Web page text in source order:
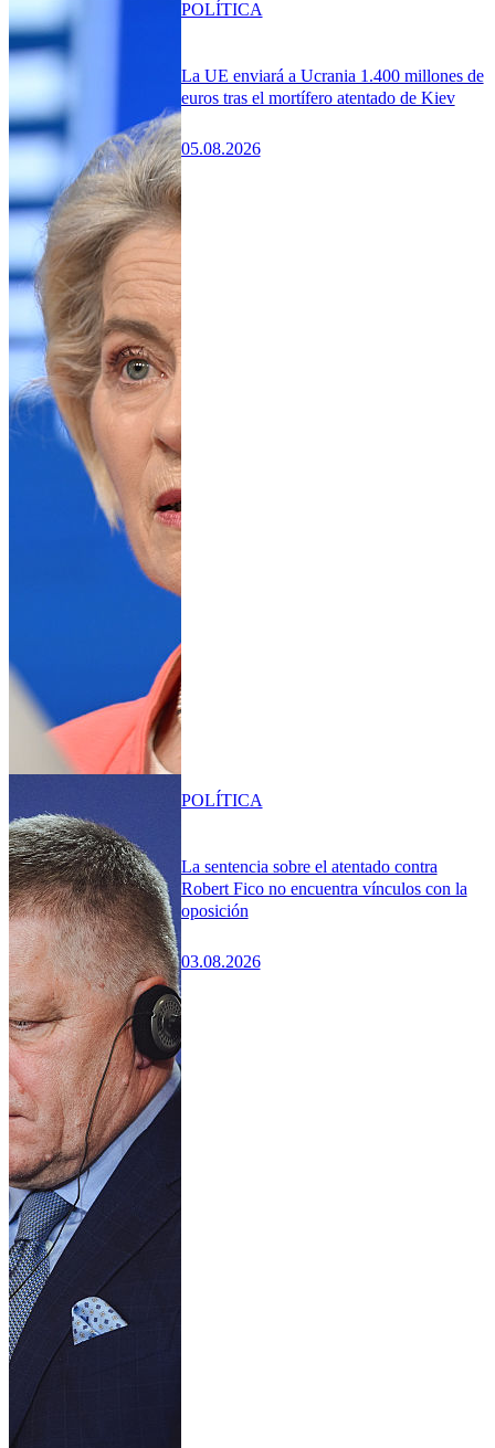
La UE enviará a Ucrania 1.400 millones de
euros tras el mortífero atentado de Kiev
05.08.2026
POLÍTICA
La sentencia sobre el atentado contra
Robert Fico no encuentra vínculos con la
oposición
03.08.2026
POLÍTICA